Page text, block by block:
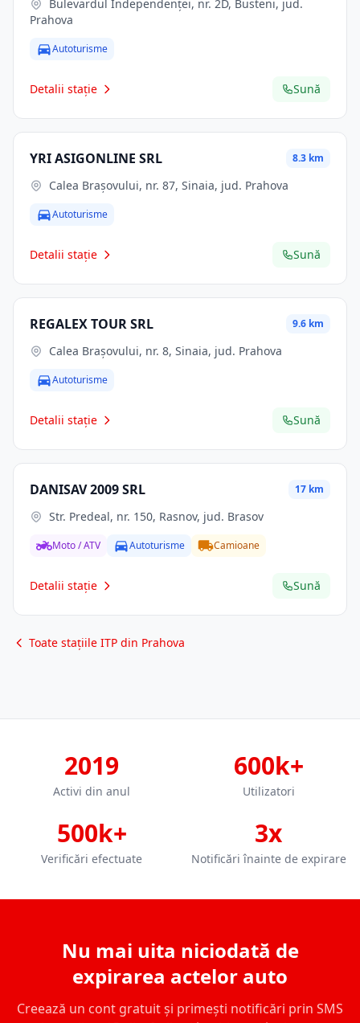
Prahova
Autoturisme
Detalii stație Sună
YRI ASIGONLINE SRL 8.3 km
Calea Brașovului, nr. 87, Sinaia, jud. Prahova
Autoturisme
Detalii stație Sună
REGALEX TOUR SRL 9.6 km
Calea Brașovului, nr. 8, Sinaia, jud. Prahova
Autoturisme
Detalii stație Sună
DANISAV 2009 SRL 17 km
Str. Predeal, nr. 150, Rasnov, jud. Brasov
Moto / ATV Autoturisme Camioane
Detalii stație Sună
Toate stațiile ITP din Prahova
2019
Activi din anul
600k+
Utilizatori
500k+
Verificări efectuate
3x
Notificări înainte de expirare
Nu mai uita niciodată de
expirarea actelor auto
Creează un cont gratuit și primești notificări prin SMS